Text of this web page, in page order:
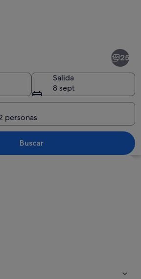
Un paisaje costero con aguas
25
Salida
8 sept
personas
Buscar